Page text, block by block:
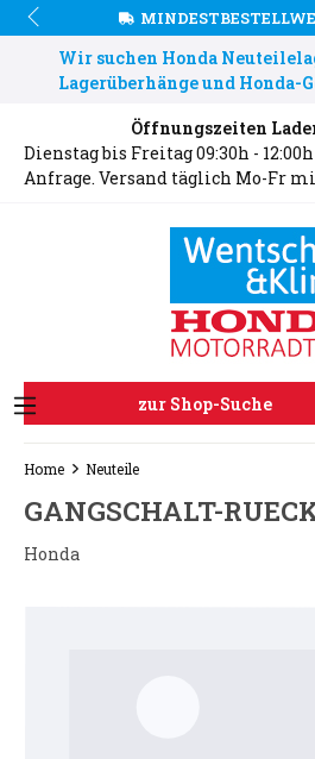
Wir suchen Honda
Lagerüberhänge und Honda-
Öffnungszeiten
Dienstag bis Freitag 09:30h -
Anfrage. Versand täglich Mo-Fr
zur Shop-Suche
Home Neuteile
GANGSCHALT-
Honda